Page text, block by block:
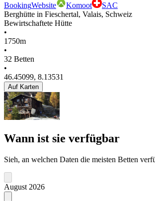
BookingWebsite Komoot
SAC
Berghütte in Fieschertal, Valais, Schweiz
Bewirtschaftete Hütte
•
1750m
•
32 Betten
•
46.45099, 8.13531
Auf Karten
Wann ist sie verfügbar
Sieh, an welchen Daten die meisten Betten
August 2026